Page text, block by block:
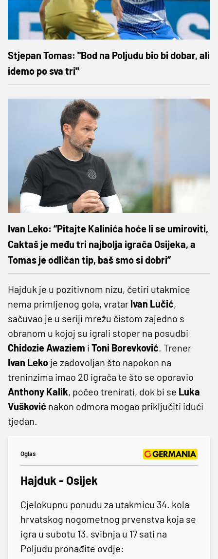
Stjepan Tomas: "Bod na Poljudu bio bi dobar, ali
idemo po sva tri"
Ivan Leko: “Pitajte Kalinića hoće li se umiroviti,
Caktaš je među tri najbolja igrača Osijeka, a
Tomas je odličan tip, baš smo si dobri”
Hajduk je u pozitivnom nizu, četiri utakmice
nema primljenog gola, vratar Ivan Lučić,
sačuvao je u seriji mrežu čistom zajedno s
obranom u kojoj su igrali stoper na posudbi
Chidozie Awaziem i Toni Borevković. Trener
Ivan Leko je zadovoljan što napokon na
treninzima imao 20 igrača te što se oporavio
Anthony Kalik, počeo trenirati, dok bi se Luka
Vušković nakon odmora mogao priključiti idući
tjedan.
Oglas
Hajduk - Osijek
Cjelokupnu ponudu za utakmicu 34. kola
hrvatskog nogometnog prvenstva koja se
igra u subotu 13. svibnja u 17 sati na
Poljudu pronađite ovdje: